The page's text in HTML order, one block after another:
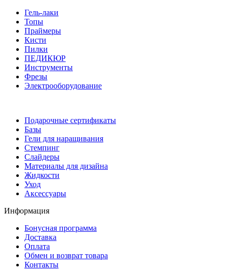
Гель-лаки
Топы
Праймеры
Кисти
Пилки
ПЕДИКЮР
Инструменты
Фрезы
Электрооборудование
Подарочные сертификаты
Базы
Гели для наращивания
Стемпинг
Слайдеры
Материалы для дизайна
Жидкости
Уход
Аксессуары
Информация
Бонусная программа
Доставка
Оплата
Обмен и возврат товара
Контакты